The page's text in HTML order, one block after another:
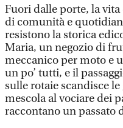
Fuori dalle porte, la vita
di comunità e
resistono la storica
Maria, un negozio di
meccanico per moto e
un po’ tutti, e il
sulle rotaie scandisce
mescola al vociare dei
raccontano un passato